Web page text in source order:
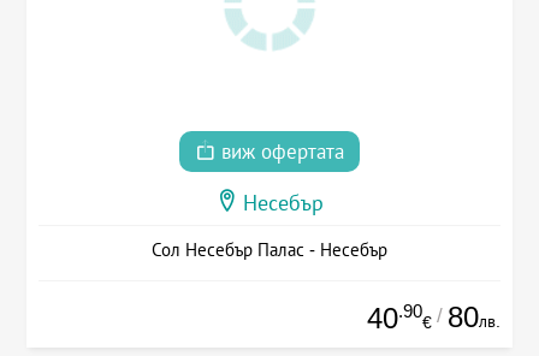
виж офертата
Несебър
Сол Несебър Палас - Несебър
40.90
€ / 80лв.